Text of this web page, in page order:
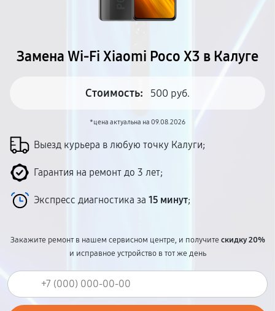
Замена Wi-Fi Xiaomi Poco X3 в Калуге
Стоимость: 500 руб.
*цена актуальна на 09.08.2026
Выезд курьера в любую точку Калуги;
Гарантия на ремонт до 3 лет;
Экспресс диагностика за 15 минут;
Закажите ремонт в нашем сервисном центре, и получитескидку 20%
и исправное устройство в тот же день